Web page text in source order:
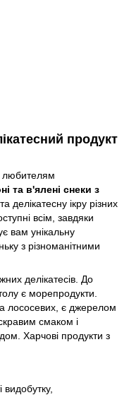
продукт
любителям
та в'ялені снеки з
делікатесну ікру різних
всім, завдяки
вам унікальну
з різноманітними
делікатесів. До
є морепродукти.
лососевих, є джерелом
смаком і
Харчові продукти з